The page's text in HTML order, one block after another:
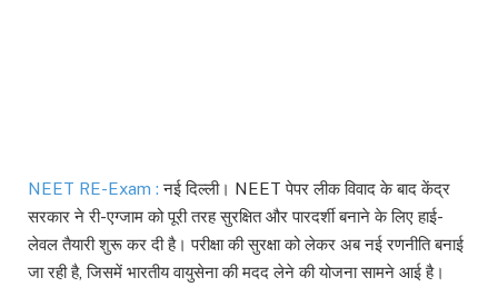
NEET RE-Exam : नई दिल्ली। NEET पेपर लीक विवाद के बाद केंद्र
सरकार ने री-एग्जाम को पूरी तरह सुरक्षित और पारदर्शी बनाने के लिए हाई-
लेवल तैयारी शुरू कर दी है। परीक्षा की सुरक्षा को लेकर अब नई रणनीति बनाई
जा रही है, जिसमें भारतीय वायुसेना की मदद लेने की योजना सामने आई है।